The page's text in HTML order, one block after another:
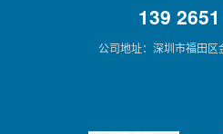
139
公司地址：深圳市福田